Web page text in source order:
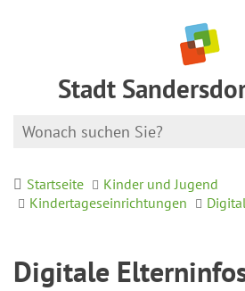
Stadt
Startseite
Kinder und Jugend
Kindertageseinrichtungen
Digitale